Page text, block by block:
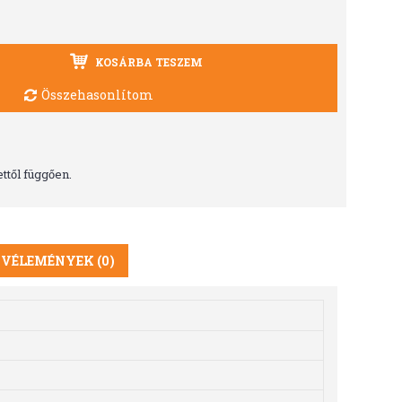
KOSÁRBA TESZEM
Összehasonlítom
függően.
VÉLEMÉNYEK (0)